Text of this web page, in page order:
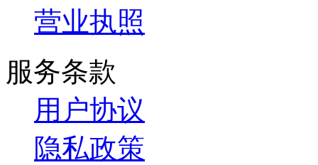
营业执照
服务条款
用户协议
隐私政策